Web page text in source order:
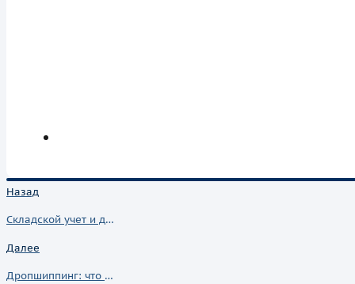
Назад
Складской учет и документооборот склада: что это и как его правильно вести
Далее
Дропшиппинг: что это такое и как работает